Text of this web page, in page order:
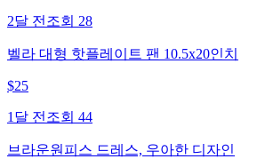
2달 전 조회 28
벨라 대형 핫플레이트 팬 10.5x20인치
$25
1달 전 조회 44
브라운원피스 드레스, 우아한 디자인